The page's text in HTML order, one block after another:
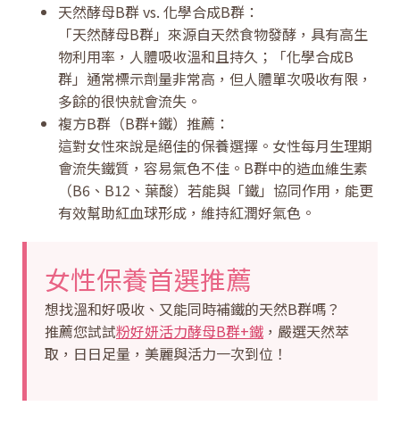
天然酵母B群 vs. 化學合成B群：
「天然酵母B群」來源自天然食物發酵，具有高生
物利用率，人體吸收溫和且持久；「化學合成B
群」通常標示劑量非常高，但人體單次吸收有限，
多餘的很快就會流失。
複方B群（B群+鐵）推薦：
這對女性來說是絕佳的保養選擇。女性每月生理期
會流失鐵質，容易氣色不佳。B群中的造血維生素
（B6、B12、葉酸）若能與「鐵」協同作用，能更
有效幫助紅血球形成，維持紅潤好氣色。
女性保養首選推薦
想找溫和好吸收、又能同時補鐵的天然B群嗎？
推薦您試試粉好妍活力酵母B群+鐵 ，嚴選天然萃
取，日日足量，美麗與活力一次到位！